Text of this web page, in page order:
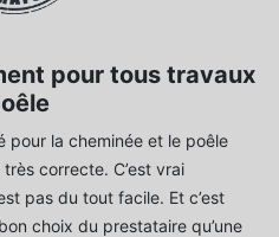
pour tous travaux
pour la cheminée et le poêle
correcte. C’est vrai
pas du tout facile. Et c’est
choix du prestataire qu’une